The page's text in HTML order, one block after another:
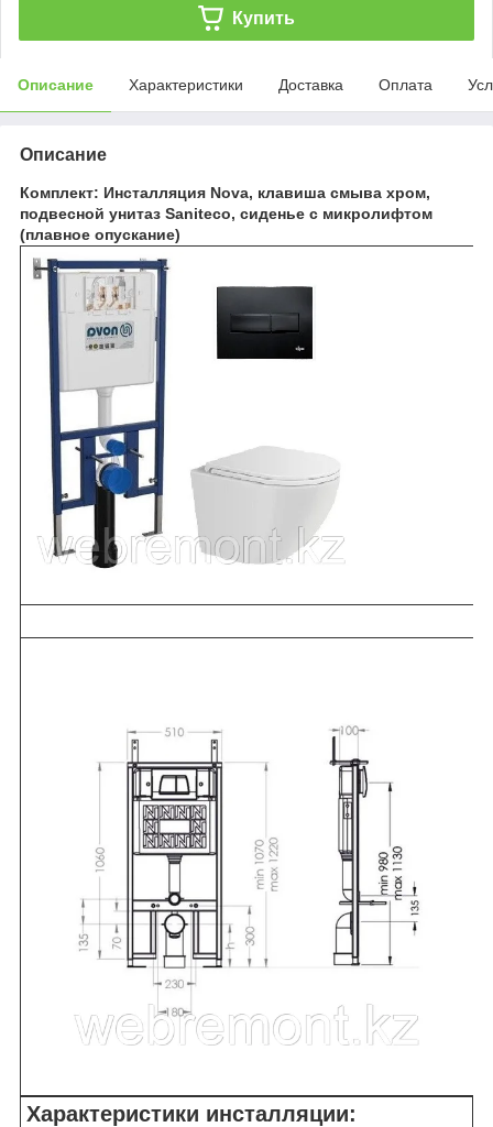
Купить
Описание Характеристики Доставка Оплата
Описание
Комплект: Инсталляция Nova, клавиша смыва хром,
подвесной унитаз Saniteco, сиденье с микролифтом
(плавное опускание)
Характеристики инсталляции: